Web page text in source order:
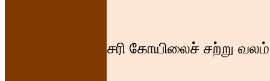
சரி கோயிலைச் சற்று